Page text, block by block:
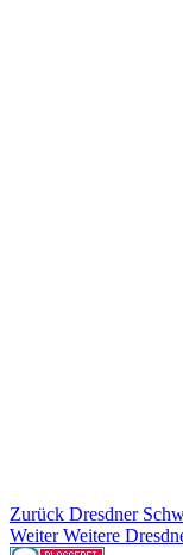
Zurück Vorheriger
Beitrag:
Dresdner
Weiter Nächster
Weitere